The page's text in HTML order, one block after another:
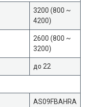
3200 (800 ~
4200)
2600 (800 ~
3200)
до 22
AS09FBAHRA